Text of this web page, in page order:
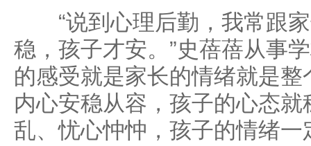
“说到心理后勤，我常跟家
稳，孩子才安。”史蓓蓓从事
的感受就是家长的情绪就是整
内心安稳从容，孩子的心态
乱、忧心忡忡，孩子的情绪一